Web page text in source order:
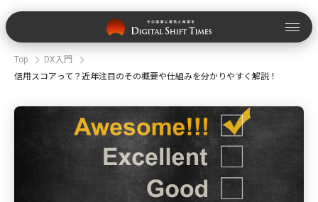
Top
DX入門
信用スコアって？近年注目のその概要や仕組みを分かりやすく解説！